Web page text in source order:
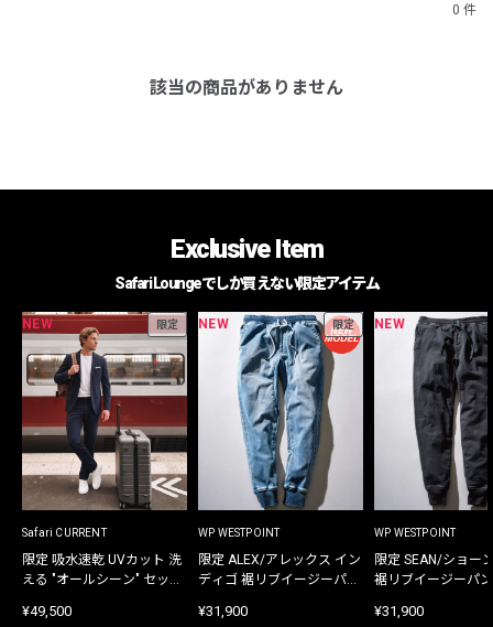
0 件
該当の商品がありません
Exclusive Item
Safari Loungeでしか買えない限定アイテム
NEW 限定
Safari CURRENT
限定 吸水速乾 UVカット 洗
える "オールシーン" セット
¥49,500
NEW 限定
WP WESTPOINT
限定 ALEX/アレックス イン
ディゴ 裾リブイージーパン
¥31,900
NEW
WP WESTPOINT
限定 SEAN/ショー
裾リブイージーパ
¥31,900